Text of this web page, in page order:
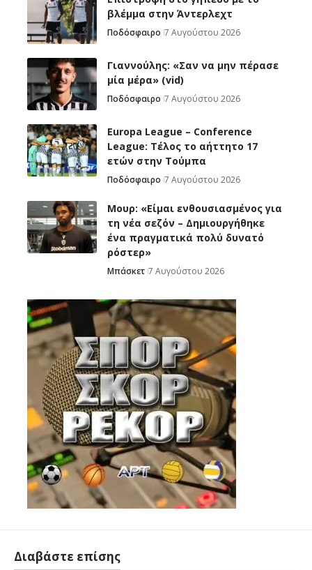
βλέμμα στην Άντερλεχτ
Ποδόσφαιρο 7 Αυγούστου 2026
Γιαννούλης: «Σαν να μην πέρασε
μία μέρα» (vid)
Ποδόσφαιρο 7 Αυγούστου 2026
Europa League – Conference
League: Τέλος το αήττητο 17
ετών στην Τούμπα
Ποδόσφαιρο 7 Αυγούστου 2026
Μουρ: «Είμαι ενθουσιασμένος για
τη νέα σεζόν – Δημιουργήθηκε
ένα πραγματικά πολύ δυνατό
ρόστερ»
Μπάσκετ 7 Αυγούστου 2026
Διαβάστε επίσης